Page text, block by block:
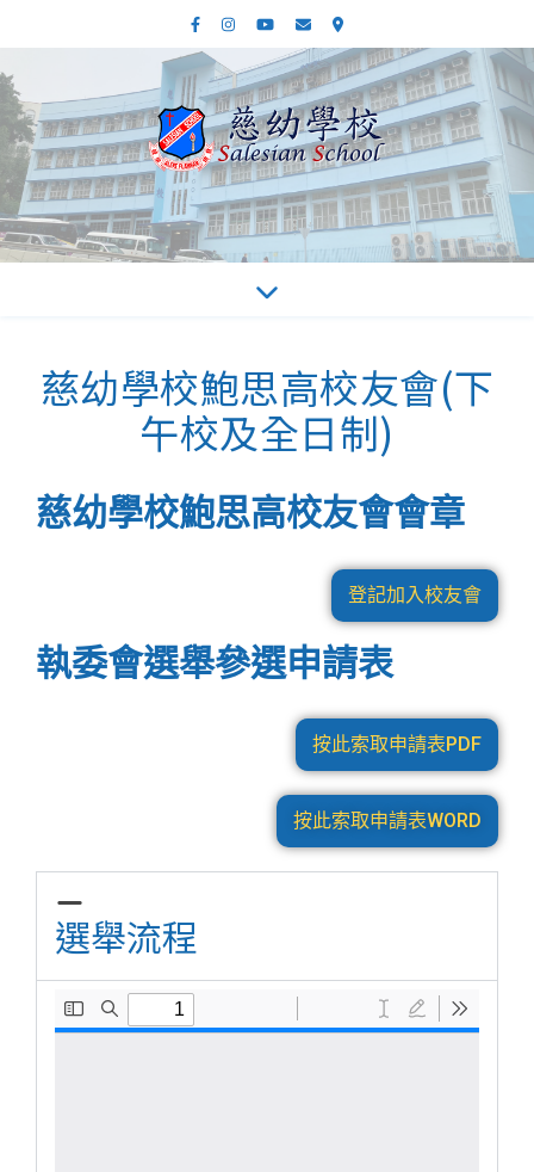
慈幼學校鮑思高校友會(下
午校及全日制)
慈幼學校鮑思高校友會會章
登記加入校友會
執委會選舉參選申請表
按此索取申請表PDF
按此索取申請表WORD
選舉流程